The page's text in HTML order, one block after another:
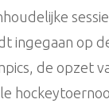
ingegaan op
de opzet